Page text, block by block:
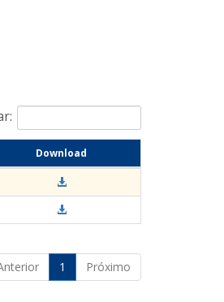
Download
1 Próximo